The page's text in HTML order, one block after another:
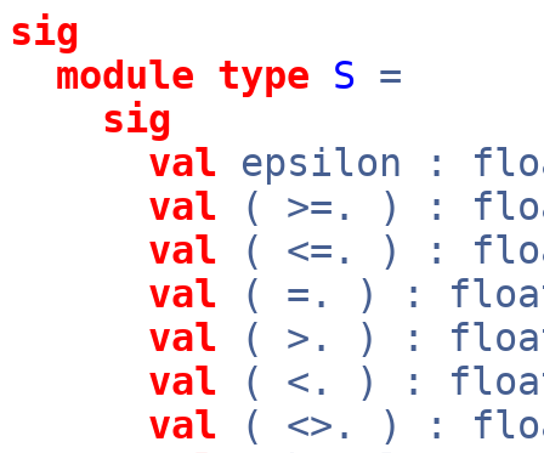
sig
module type S =
sig
val epsilon :
val ( >=. ) :
val ( <=. ) :
val ( =. ) :
val ( >. ) :
val ( <. ) :
val ( <>. ) :